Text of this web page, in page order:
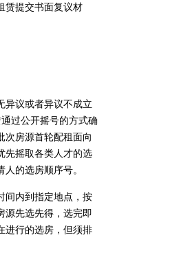
赁提交书面复议材
异议或者异议不成立
过公开摇号的方式确
次房源首轮配租面向
先摇取各类人才的选
的选房顺序号。
间内到指定地点，按
源先选先得，选完即
进行的选房，但须排